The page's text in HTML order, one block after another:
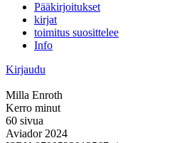
Pääkirjoitukset
kirjat
toimitus suosittelee
Info
Kirjaudu
Milla Enroth
Kerro minut
60 sivua
Aviador 2024